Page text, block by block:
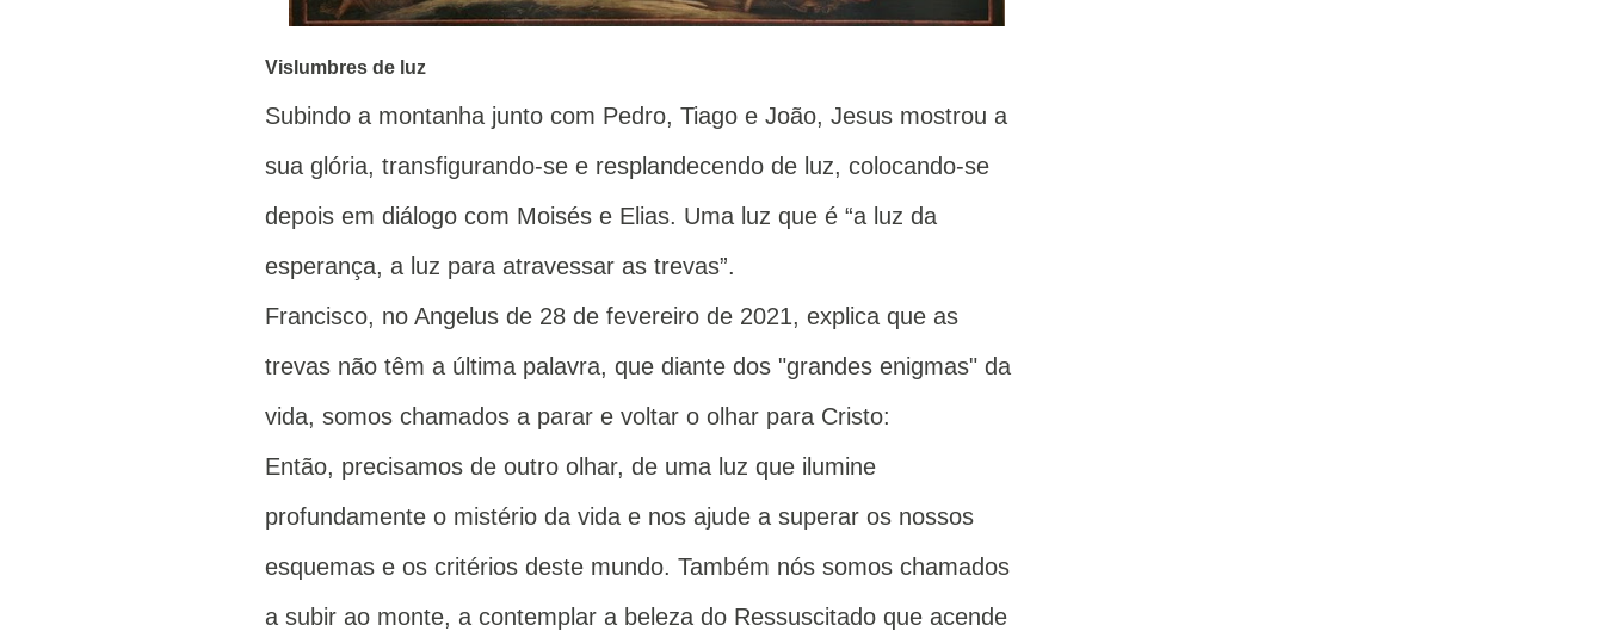
Vislumbres de luz
Subindo a montanha junto com Pedro, Tiago e João, Jesus mostrou a
sua glória, transfigurando-se e resplandecendo de luz, colocando-se
depois em diálogo com Moisés e Elias. Uma luz que é “a luz da
esperança, a luz para atravessar as trevas”.
Francisco, no Angelus de 28 de fevereiro de 2021, explica que as
trevas não têm a última palavra, que diante dos "grandes enigmas" da
vida, somos chamados a parar e voltar o olhar para Cristo:
Então, precisamos de outro olhar, de uma luz que ilumine
profundamente o mistério da vida e nos ajude a superar os nossos
esquemas e os critérios deste mundo. Também nós somos chamados
a subir ao monte, a contemplar a beleza do Ressuscitado que acende